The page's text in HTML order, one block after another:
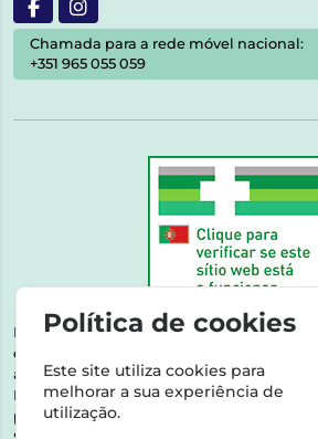
Chamada para a rede móvel nacional:
+351 965 055 059
Esta farmácia encontra-se autorizada pelo
dispensa de medicamentos e produtos
através da internet. Medicamentos | Se
MSRM, MNSRM, MSRMV ou
podem ser entregues nos seguintes
Política de cookies
Este site utiliza cookies para
melhorar a sua experiência de
utilização.